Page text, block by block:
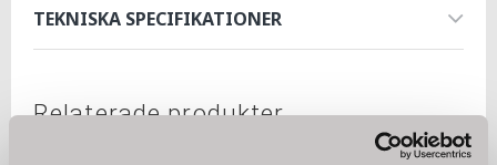
TEKNISKA SPECIFIKATIONER
Relaterade produkter